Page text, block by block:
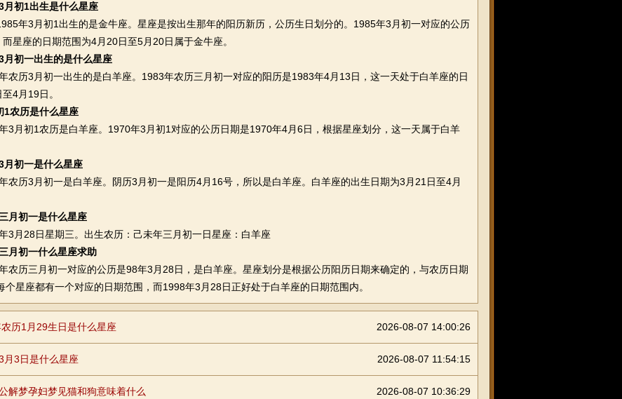
月初1出生是什么星座
年3月初1出生的是金牛座。星座是按出生那年的阳历新历，公历生日划分的。1985年3月初一对应的公历
星座的日期范围为4月20日至5月20日属于金牛座。
月初一出生的是什么星座
历3月初一出生的是白羊座。1983年农历三月初一对应的阳历是1983年4月13日，这一天处于白羊座的日
4月19日。
1农历是什么星座
初1农历是白羊座。1970年3月初1对应的公历日期是1970年4月6日，根据星座划分，这一天属于白羊
月初一是什么星座
历3月初一是白羊座。阴历3月初一是阳历4月16号，所以是白羊座。白羊座的出生日期为3月21日至4月
月初一是什么星座
28日星期三。出生农历：己未年三月初一日星座：白羊座
月初一什么星座求助
历三月初一对应的公历是98年3月28日，是白羊座。星座划分是根据公历阳历日期来确定的，与农历日期
个星座都有一个对应的日期范围，而1998年3月28日正好处于白羊座的日期范围内。
历1月29生日是什么星座 2026-08-07 14:00:26
月3日是什么星座 2026-08-07 11:54:15
解梦孕妇梦见猫和狗意味着什么 2026-08-07 10:36:29